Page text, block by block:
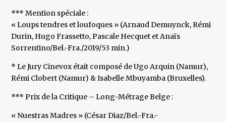
*** Mention spéciale :
« Loups tendres et loufoques » (Arnaud Demuynck, Rémi
Durin, Hugo Frassetto, Pascale Hecquet et Anaïs
Sorrentino/Bel.-Fra./2019/53 min.)
* Le Jury Cinevox était composé de Ugo Arquin (Namur),
Rémi Clobert (Namur) & Isabelle Mbuyamba (Bruxelles).
*** Prix de la Critique – Long-Métrage Belge :
« Nuestras Madres » (César Diaz/Bel.-Fra.-